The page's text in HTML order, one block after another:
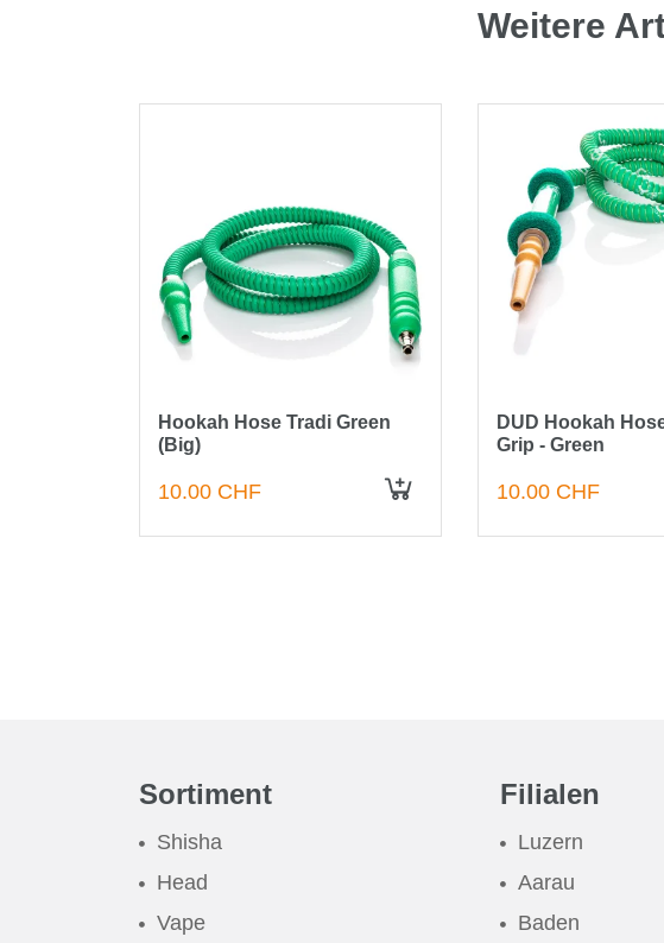
Weitere
Hookah Hose Tradi Green
(Big)
10.00 CHF
DUD Hookah
Grip - Green
10.00 CHF
Sortiment
Shisha
Head
Vape
Filialen
Luzern
Aarau
Baden